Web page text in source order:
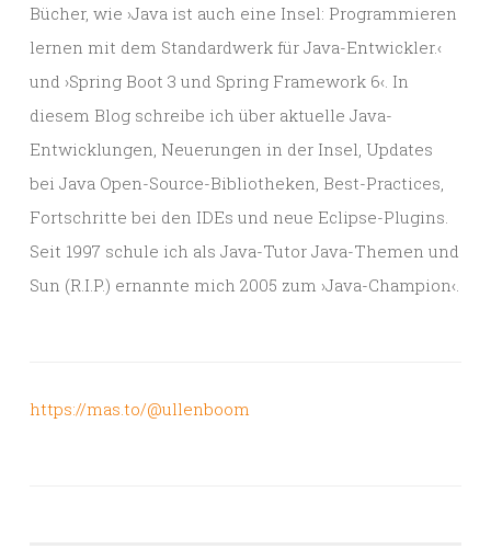
Bücher, wie ›Java ist auch eine Insel: Programmieren
lernen mit dem Standardwerk für Java-Entwickler.‹
und ›Spring Boot 3 und Spring Framework 6‹. In
diesem Blog schreibe ich über aktuelle Java-
Entwicklungen, Neuerungen in der Insel, Updates
bei Java Open-Source-Bibliotheken, Best-Practices,
Fortschritte bei den IDEs und neue Eclipse-Plugins.
Seit 1997 schule ich als Java-Tutor Java-Themen und
Sun (R.I.P.) ernannte mich 2005 zum ›Java-Champion‹.
https://mas.to/@ullenboom